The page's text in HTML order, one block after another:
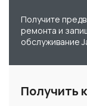
Получите
ремонта и
обслуживание
Получить